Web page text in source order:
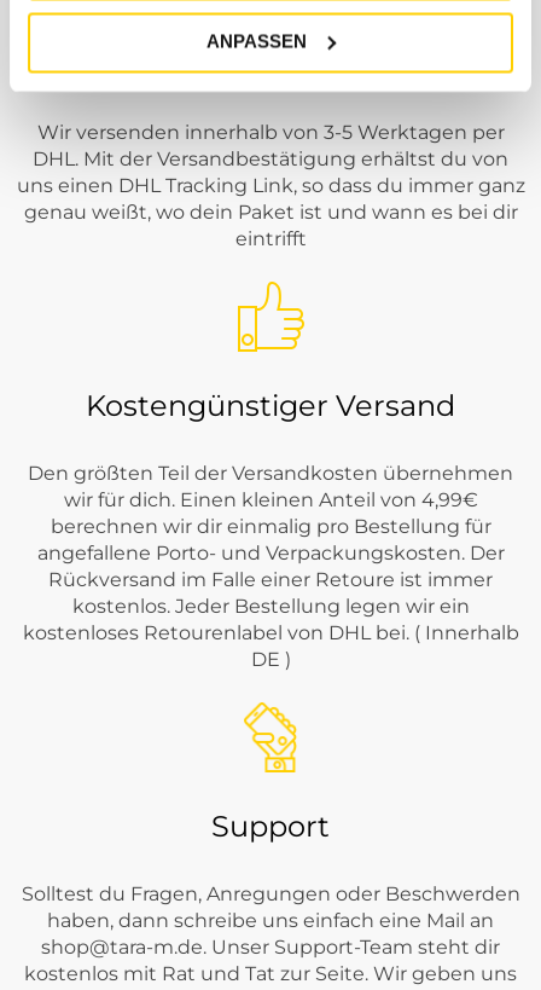
ANPASSEN
Schneller Versand
Wir versenden innerhalb von 3-5 Werktagen per
DHL. Mit der Versandbestätigung erhältst du von
uns einen DHL Tracking Link, so dass du immer ganz
genau weißt, wo dein Paket ist und wann es bei dir
eintrifft
Kostengünstiger Versand
Den größten Teil der Versandkosten übernehmen
wir für dich. Einen kleinen Anteil von 4,99€
berechnen wir dir einmalig pro Bestellung für
angefallene Porto- und Verpackungskosten. Der
Rückversand im Falle einer Retoure ist immer
kostenlos. Jeder Bestellung legen wir ein
kostenloses Retourenlabel von DHL bei. ( Innerhalb
DE )
Support
Solltest du Fragen, Anregungen oder Beschwerden
haben, dann schreibe uns einfach eine Mail an
shop@tara-m.de. Unser Support-Team steht dir
kostenlos mit Rat und Tat zur Seite. Wir geben uns